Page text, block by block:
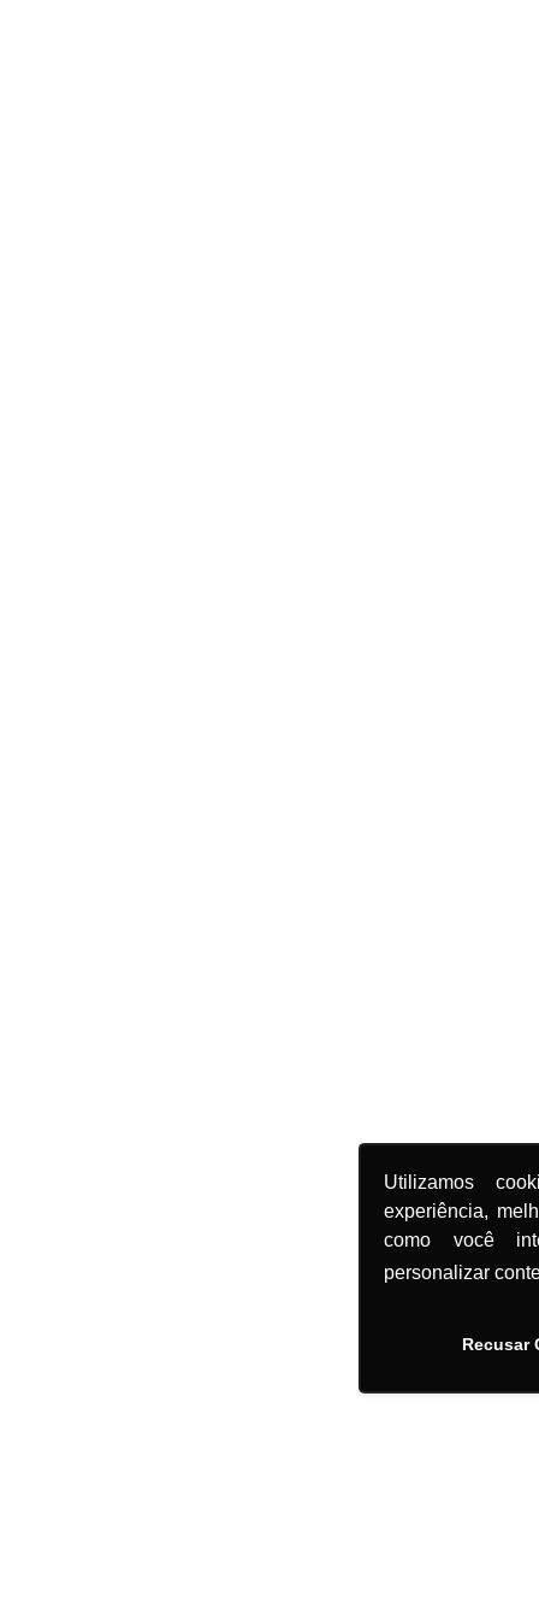
Utilizamos
experiência,
como você
personalizar
Recusar